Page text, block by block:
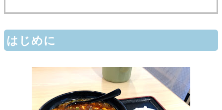
はじめに